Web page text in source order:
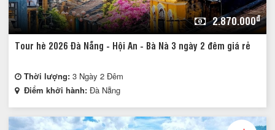
2.870.000đ
Tour hè 2026 Đà Nẵng - Hội An - Bà Nà 3 ngày 2 đêm giá rẻ
Thời lượng: 3 Ngày 2 Đêm
Điểm khởi hành: Đà Nẵng